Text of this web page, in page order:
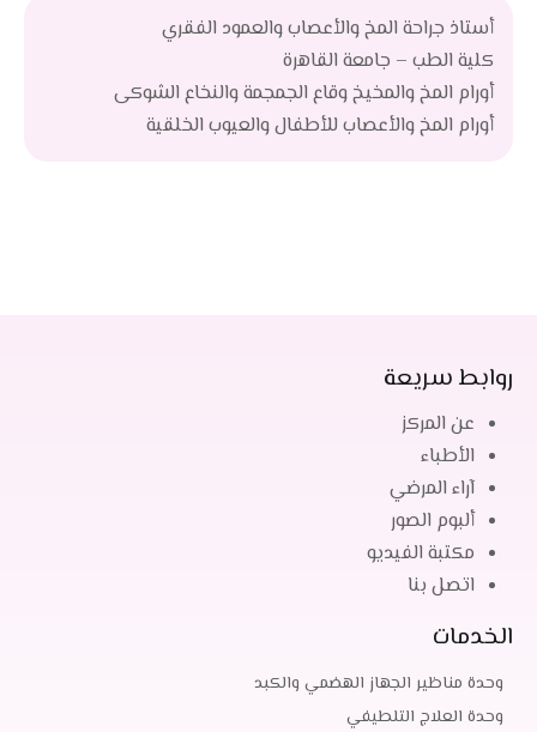
الكشف المبكر
وحدة التغذية العلاجية
أستاذ جراحة المخ والأعصاب والعمود الفقري
كلية الطب – جامعة القاهرة
أورام المخ والمخيخ وقاع الجمجمة والنخاع الشوكى
أورام المخ والأعصاب للأطفال والعيوب الخلقية
روابط سريعة
عن المركز
الأطباء
آراء المرضي
ألبوم الصور
مكتبة الفيديو
اتصل بنا
الخدمات
وحدة مناظير الجهاز الهضمي والكبد
وحدة العلاج التلطيفي